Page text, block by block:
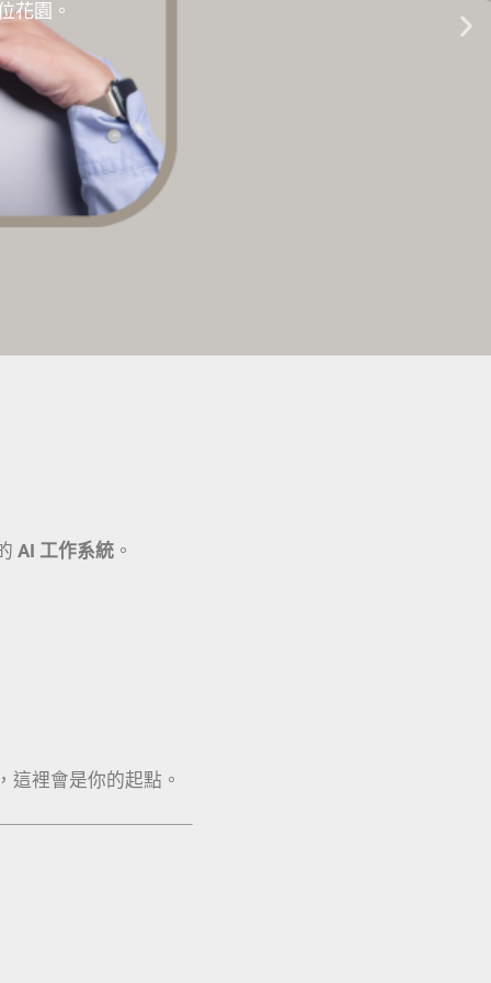
位花園。
AI教學 |
AI 工作系統 。
這裡會是你的起點。